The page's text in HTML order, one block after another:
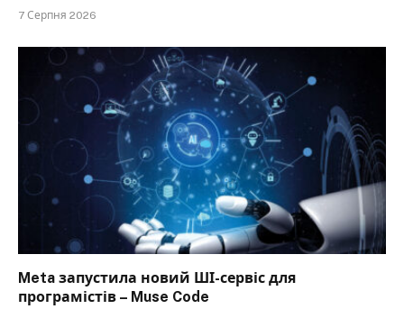
7 Серпня 2026
Meta запустила новий ШІ-сервіс для
програмістів – Muse Code